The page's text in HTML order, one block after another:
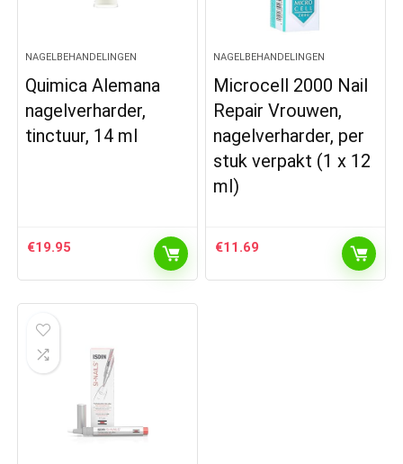
NAGELBEHANDELINGEN
Quimica Alemana
nagelverharder,
tinctuur, 14 ml
€19.95
NAGELBEHANDELINGEN
Microcell 2000 Nail
Repair Vrouwen,
nagelverharder, per
stuk verpakt (1 x 12
ml)
€11.69